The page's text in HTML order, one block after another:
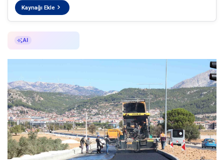
Kaynağı Ekle
AI